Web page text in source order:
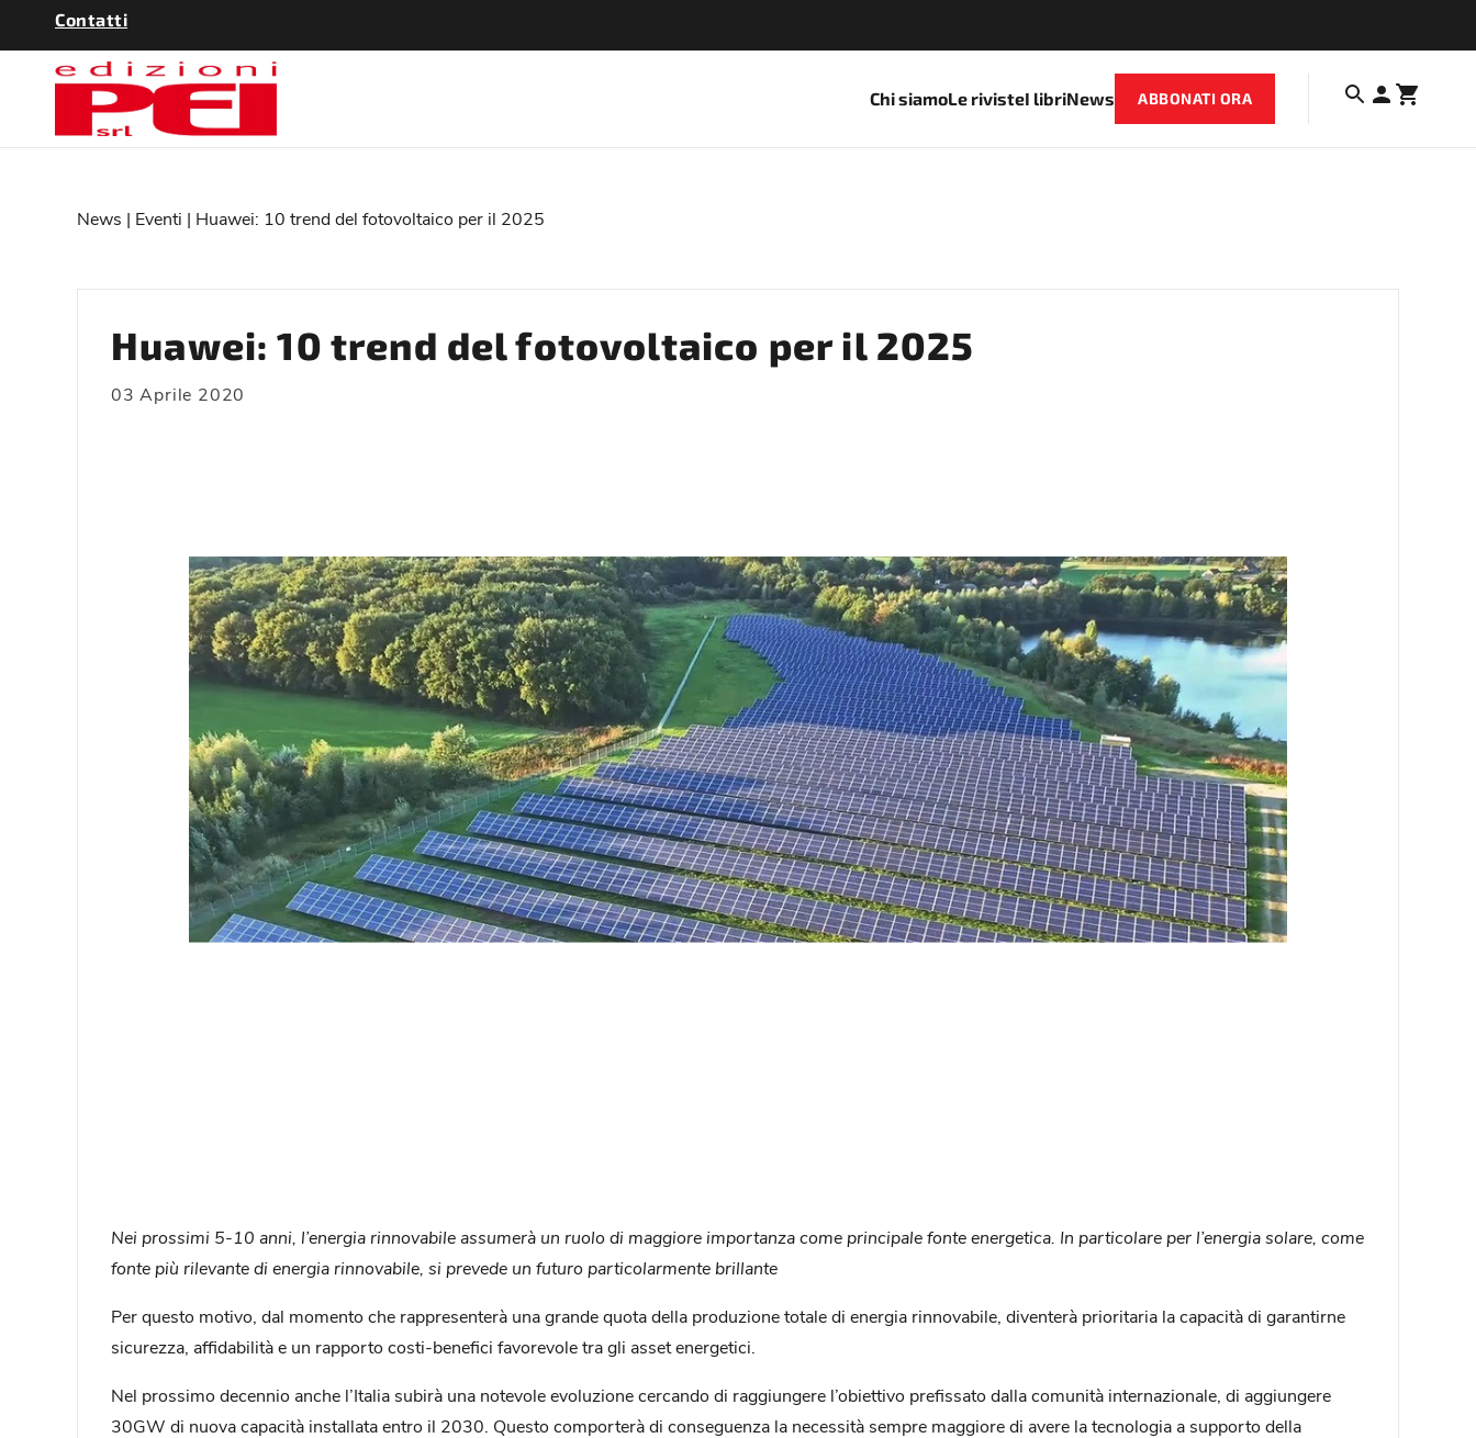
Contatti
Chi siamoLe rivisteI libriNews ABBONATI ORA
News | Eventi | Huawei: 10 trend del fotovoltaico per il 2025
Huawei: 10 trend del fotovoltaico per il 2025
03 Aprile 2020
Nei prossimi 5-10 anni, l’energia rinnovabile assumerà un ruolo di maggiore importanza come principale fonte energetica. In particolare per l’energia solare, come
fonte più rilevante di energia rinnovabile, si prevede un futuro particolarmente brillante
Per questo motivo, dal momento che rappresenterà una grande quota della produzione totale di energia rinnovabile, diventerà prioritaria la capacità di garantirne
sicurezza, affidabilità e un rapporto costi-benefici favorevole tra gli asset energetici.
Nel prossimo decennio anche l’Italia subirà una notevole evoluzione cercando di raggiungere l’obiettivo prefissato dalla comunità internazionale, di aggiungere
30GW di nuova capacità installata entro il 2030. Questo comporterà di conseguenza la necessità sempre maggiore di avere la tecnologia a supporto della